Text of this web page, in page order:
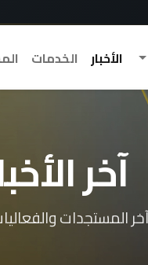
الأخبار الخدمات
آخر
المستجدات